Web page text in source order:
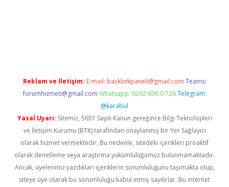
Reklam ve İletişim: E-mail: backlinkpaneli@gmail.com Teams:
forumhizmeti@gmail.com Whatsapp: 0262 606 0 726 Telegram:
@karabul
Yasal Uyarı: Sitemiz, 5651 Sayılı Kanun gereğince Bilgi Teknolojileri
ve İletişim Kurumu (BTK) tarafından onaylanmış bir Yer Sağlayıcı
olarak hizmet vermektedir. Bu nedenle, sitedeki içerikleri proaktif
olarak denetleme veya araştırma yükümlülüğümüz bulunmamaktadır.
Ancak, üyelerimiz yazdıkları içeriklerin sorumluluğunu taşımakta olup,
siteye üye olarak bu sorumluluğu kabul etmiş sayılırlar. Bu internet